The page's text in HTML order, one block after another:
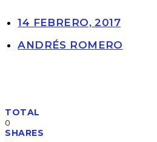
14 FEBRERO, 2017
ANDRÉS ROMERO
TOTAL
0
SHARES